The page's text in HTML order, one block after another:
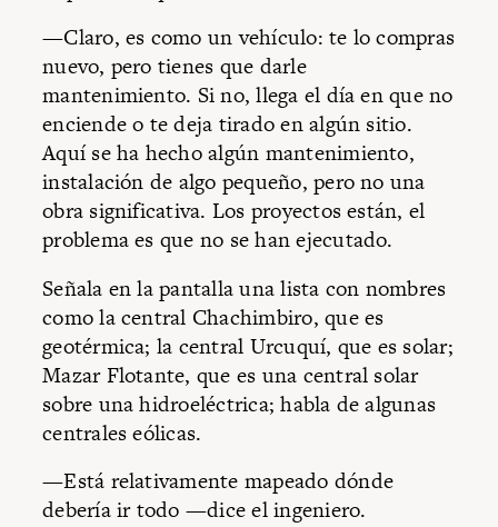
—Claro, es como un vehículo: te lo compras
nuevo, pero tienes que darle
mantenimiento. Si no, llega el día en que no
enciende o te deja tirado en algún sitio.
Aquí se ha hecho algún mantenimiento,
instalación de algo pequeño, pero no una
obra significativa. Los proyectos están, el
problema es que no se han ejecutado.
Señala en la pantalla una lista con nombres
como la central Chachimbiro, que es
geotérmica; la central Urcuquí, que es solar;
Mazar Flotante, que es una central solar
sobre una hidroeléctrica; habla de algunas
centrales eólicas.
—Está relativamente mapeado dónde
debería ir todo —dice el ingeniero.